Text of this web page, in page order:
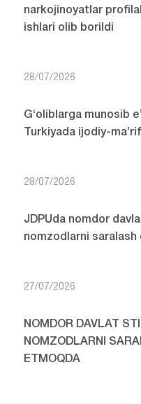
narkojinoyatlar
ishlari olib borildi
28/07/2026
G‘oliblarga munosib
Turkiyada ijodiy-
28/07/2026
JDPUda nomdor
nomzodlarni
27/07/2026
NOMDOR DAVLAT
NOMZODLARNI
ETMOQDA